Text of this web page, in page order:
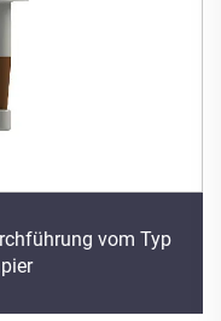
vom Typ